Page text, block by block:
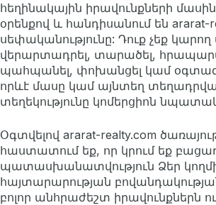
հեղինակային իրավունքների
օրենքով և հանդիսանում են ararat-
սեփականությունը: Դուք չեք
վերարտադրել, տարածել,
պահպանել, փոխանցել կամ
որևէ մասը կամ այնտեղ
տեղեկությունը կոմերցիոն
Օգտվելով ararat-realty.com
հաստատում եք, որ կրում եք
պատասխանատվություն Ձեր
հայտարարության
բոլոր անհրաժեշտ իրավունքներն ու